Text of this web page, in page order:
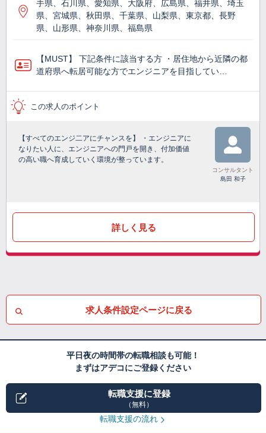
手県、石川県、愛知県、大阪府、広島県、福井県、埼玉
県、宮城県、秋田県、千葉県、山梨県、東京都、長野
県、山形県、神奈川県、福島県
【MUST】 下記条件に該当する方 ・居住地から近隣の都
道府県へ転居可能な方でエンジニアを目指してい…
この求人のポイント
【すべてのエンジ二アにチャンスを】 ・エンジニアに
なりたい人に、エンジニアへの門戸を開き、付加価値
の高い職へ育成していく環境が整っています。
コンサルタント
島田 和子
詳しく見る
求人条件設定ページに戻る
平日夜の時間帯の転職相談も可能！
まずはアデコにご登録ください
転職支援に登録
（無料）
転職支援の流れ